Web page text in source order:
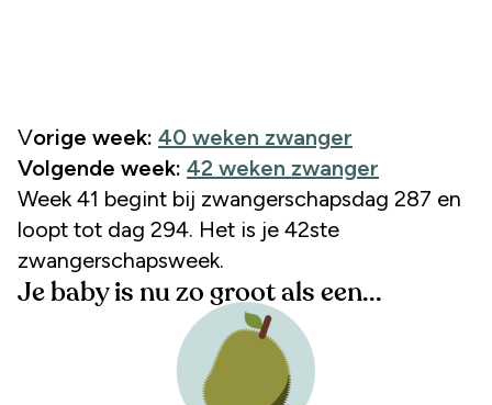
Vorige week: 40 weken zwanger
Volgende week: 42 weken zwanger
Week 41 begint bij zwangerschapsdag 287 en
loopt tot dag 294. Het is je 42ste
zwangerschapsweek.
Je baby is nu zo groot als een...